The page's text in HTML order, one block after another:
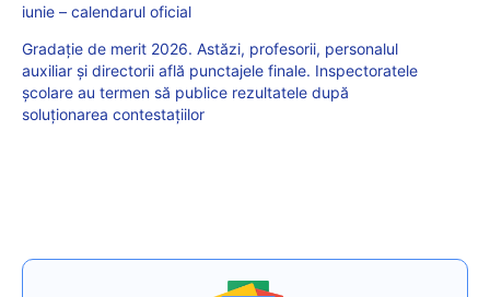
iunie – calendarul oficial
Gradație de merit 2026. Astăzi, profesorii, personalul
auxiliar și directorii află punctajele finale. Inspectoratele
școlare au termen să publice rezultatele după
soluționarea contestațiilor